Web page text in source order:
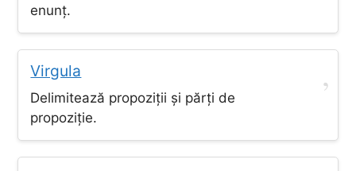
enunț.
,
Virgula
Delimitează propoziții și părți de
propoziție.